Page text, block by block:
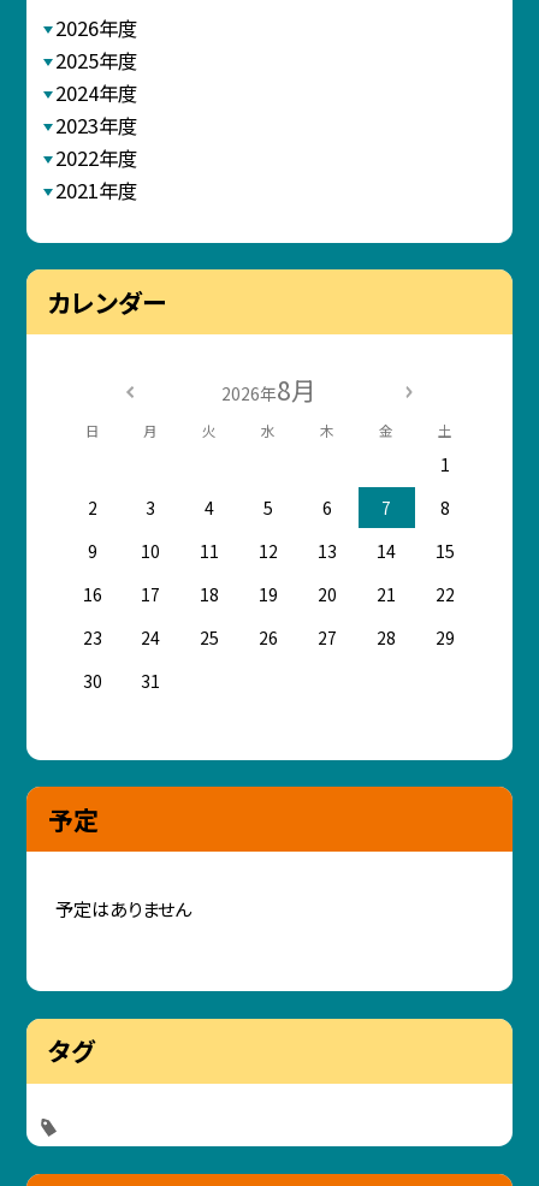
2026年度
2025年度
2024年度
2023年度
2022年度
2021年度
カレンダー
2026年8月
日 月 火 水 木 金 土
1
2
3 4 5 6 7
8
9
10 11 12 13 14
15
16
17 18 19 20 21
22
23
24 25 26 27 28
29
30
31
予定
予定はありません
タグ